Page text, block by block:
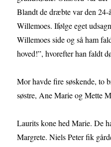
Blandt de dræbte var den 24-
Willemoes. Ifølge eget
Willemoes side og så ham
hoved!”, hvorefter han faldt
Mor havde fire søskende, to
søstre, Ane Marie og Mette
Laurits kone hed Marie. De
Margrete. Niels Peter fik